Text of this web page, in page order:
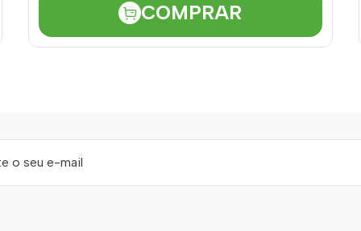
COMPRAR